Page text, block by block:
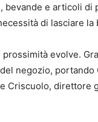
e articoli di
di lasciare la
evolve.
negozio, portando
Criscuolo, direttore